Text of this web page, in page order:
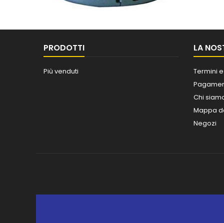
PRODOTTI
Più venduti
LA
Termini
Chi
Mappa
Negozi